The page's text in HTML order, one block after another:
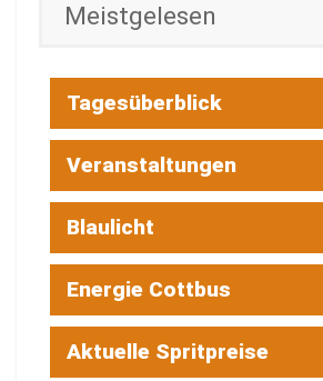
Meistgelesen
Tagesüberblick
Veranstaltungen
Blaulicht
Energie Cottbus
Aktuelle Spritpreise